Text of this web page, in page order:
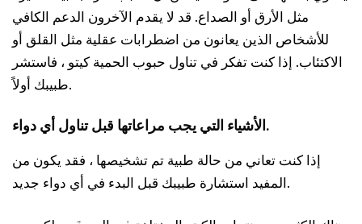
مثل الأرق أو الصداع. قد لا يقدم الآخرون الدعم الكافي
للأشخاص الذين يعانون من اضطرابات عقلية مثل القلق أو
الاكتئاب. إذا كنت تفكر في تناول حبوب الحمية كيتو ، فاستشر
طبيبك أولاً.
الأشياء التي يجب مراعاتها قبل تناول أي دواء.
إذا كنت تعاني من حالة طبية تم تشخيصها ، فقد يكون من
المفيد استشارة طبيبك قبل البدء في أي دواء جديد.